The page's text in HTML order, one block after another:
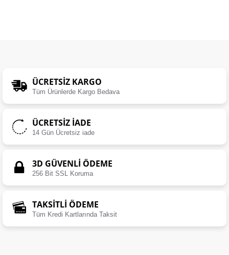
ÜCRETSIZ KARGO
Tüm Ürünlerde Kargo Bedava
ÜCRETSIZ İADE
14 Gün Ücretsiz iade
3D GÜVENLİ ÖDEME
256 Bit SSL Koruma
TAKSİTLİ ÖDEME
Tüm Kredi Kartlarında Taksit